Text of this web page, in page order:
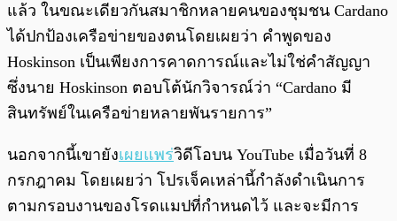
แล้ว ในขณะเดียวกันสมาชิกหลายคนของชุมชน Cardano
ได้ปกป้องเครือข่ายของตนโดยเผยว่า คำพูดของ
Hoskinson เป็นเพียงการคาดการณ์และไม่ใช่คำสัญญา
ซึ่งนาย Hoskinson ตอบโต้นักวิจารณ์ว่า “Cardano มี
สินทรัพย์ในเครือข่ายหลายพันรายการ”
นอกจากนี้เขายังเผยแพร่วิดีโอบน YouTube เมื่อวันที่ 8
กรกฎาคม โดยเผยว่า โปรเจ็คเหล่านี้กำลังดำเนินการ
ตามกรอบงานของโรดแมปที่กำหนดไว้ และจะมีการ